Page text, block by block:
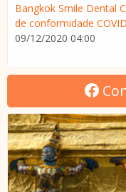
Bangkok Smile Dental
de conformidade
09/12/2020 04:00